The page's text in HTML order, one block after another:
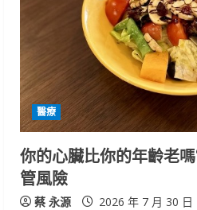
a
d
i
n
g
醫療
你的心臟比你的年齡老
管風險
蔡 永源 2026 年 7 月 30 日